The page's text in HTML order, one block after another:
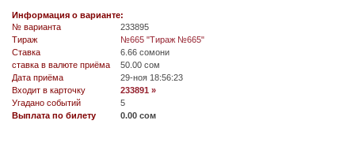
Информация о варианте:
№ варианта
233895
Tираж
№665 "Тираж №665"
Ставка
6.66 сомони
ставка в валюте приёма
50.00 сом
Дата приёма
29-ноя 18:56:23
Входит в карточку
233891 »
Угадано событий
5
Выплата по билету
0.00 сом